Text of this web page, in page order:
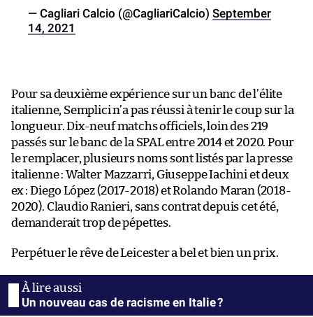
— Cagliari Calcio (@CagliariCalcio) September
14, 2021
Pour sa deuxième expérience sur un banc de l’élite
italienne, Semplici n’a pas réussi à tenir le coup sur la
longueur. Dix-neuf matchs officiels, loin des 219
passés sur le banc de la SPAL entre 2014 et 2020. Pour
le remplacer, plusieurs noms sont listés par la presse
italienne : Walter Mazzarri, Giuseppe Iachini et deux
ex : Diego López (2017-2018) et Rolando Maran (2018-
2020). Claudio Ranieri, sans contrat depuis cet été,
demanderait trop de pépettes.
Perpétuer le rêve de Leicester a bel et bien un prix.
Un nouveau cas de racisme en Italie ?